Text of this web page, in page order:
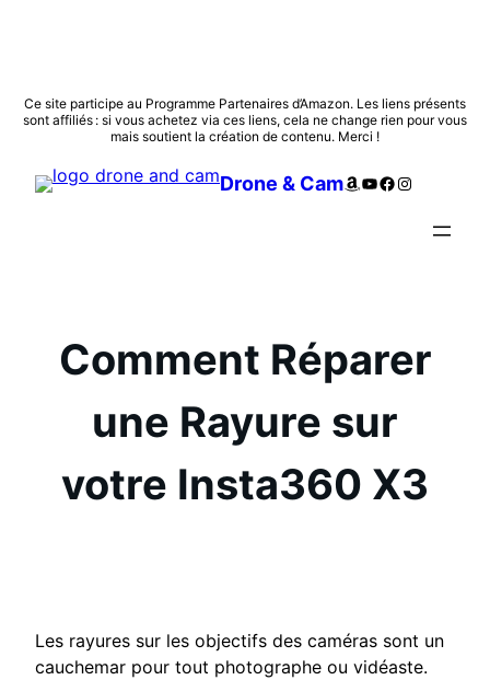
Aller
au
Ce site participe au Programme Partenaires d’Amazon. Les liens présents
sont affiliés : si vous achetez via ces liens, cela ne change rien pour vous
mais soutient la création de contenu. Merci !
Drone & CamAmazon
YouTube
Facebook
Instagram
Comment Réparer
une Rayure sur
votre Insta360 X3
Les rayures sur les objectifs des caméras sont un
cauchemar pour tout photographe ou vidéaste.